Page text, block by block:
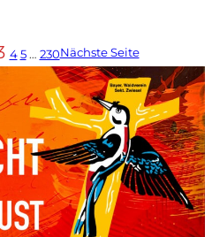
4 5 … 230Nächste Seite